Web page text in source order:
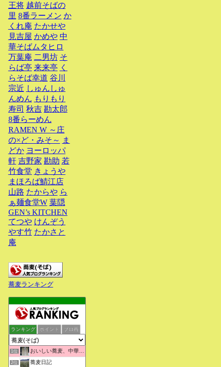
王将 越前そばの
里 8番ラーメン か
くれ庵 たかせや
見吉屋 かめや 中
華そばムタヒロ
万葉庵 二男坊 そ
らば亭 来来亭 く
らそば幸道 谷川
宗近 しゅんしゅ
んめん もりもり
寿司 秋吉 勘太郎
8番らーめん
RAMEN W ～庄
の×ど・みそ～ ま
どか ヨーロッパ
軒 吉野家 勘助 若
竹食堂 きょうや
まほろば鯖江店
山路 たからや ら
ぁ麺食堂W 葉隠
GEN’s KITCHEN
てつや けんぞう
やす竹 たかさと
庵
蕎麦ランキング
ランキング ポイント ブロ画
1位 おいしい蕎麦、中華そばを求めて彷徨うブログ
2位 蕎麦日記